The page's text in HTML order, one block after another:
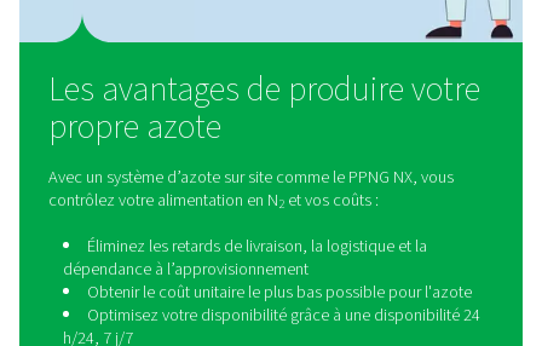
Pourquoi la découpe laser
nécessite davantage de gaz
d'assistance
La découpe laser allie vitesse et qualité, mais
lorsque la configuration du gaz d’assistance (azote,
mélange) répond à des exigences strictes :